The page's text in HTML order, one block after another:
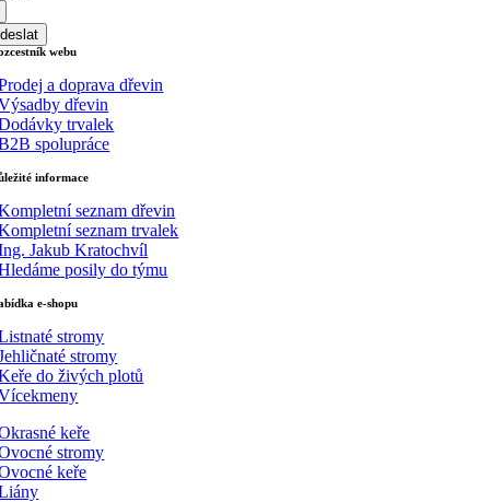
webu
a doprava dřevin
dřevin
trvalek
spolupráce
informace
seznam dřevin
seznam trvalek
Jakub Kratochvíl
posily do týmu
e-shopu
stromy
stromy
do živých plotů
keře
stromy
keře